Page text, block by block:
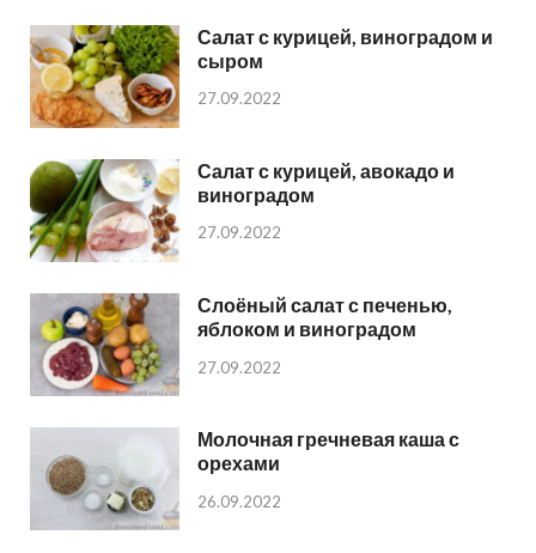
Салат с курицей, виноградом и
сыром
27.09.2022
Салат с курицей, авокадо и
виноградом
27.09.2022
Слоёный салат с печенью,
яблоком и виноградом
27.09.2022
Молочная гречневая каша с
орехами
26.09.2022